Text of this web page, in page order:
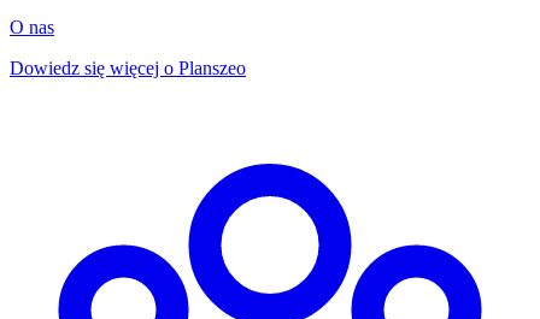
O nas
Dowiedz się więcej o Planszeo